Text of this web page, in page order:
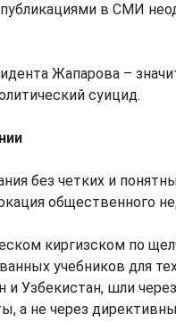
в СМИ
Жапарова –
суицид.
без четких и
общественного
киргизском по
учебников для
и Узбекистан, шли
а не через